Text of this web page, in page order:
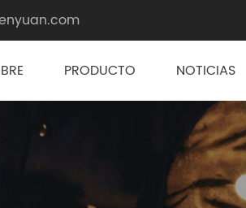
PRODUCTO NOTICIAS